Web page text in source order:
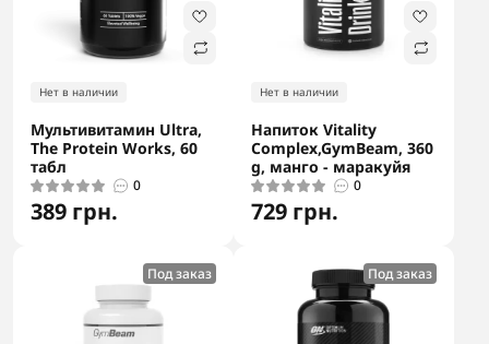
Нет в наличии
Мультивитамин Ultra,
The Protein Works, 60
табл
0
389 грн.
Нет в наличии
Напиток Vitality
Complex,GymBeam, 360
g, манго - маракуйя
0
729 грн.
Под заказ Под заказ